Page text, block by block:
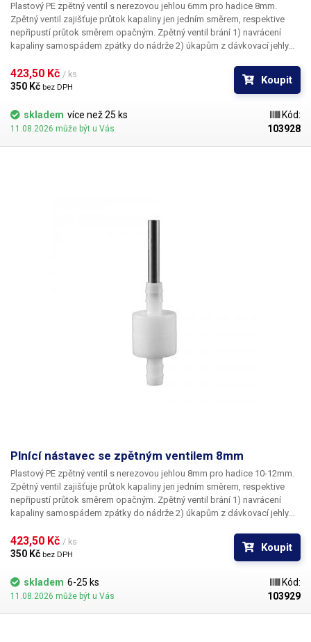
Plastový PE zpětný ventil s nerezovou jehlou 6mm pro hadice 8mm.
Zpětný ventil zajišťuje průtok kapaliny jen jedním směrem, respektive
nepřipustí průtok směrem opačným. Zpětný ventil brání 1) navrácení
kapaliny samospádem zpátky do nádrže 2) úkapům z dávkovací jehly
dávkování kapalin pomoci automatický dávkovačů a peristaltických
čerpadel. Ventil je vhodný pro hadice s vnitřním průměrem 8mm.
423,50 Kč / ks
350 Kč bez DPH
Koupit
skladem více než 25 ks
11.08.2026 může být u Vás
Kód:
103928
Plnící nástavec se zpětným ventilem 8mm
Plastový PE zpětný ventil s nerezovou jehlou 8mm pro hadice 10-12mm.
Zpětný ventil zajišťuje průtok kapaliny jen jedním směrem, respektive
nepřipustí průtok směrem opačným. Zpětný ventil brání 1) navrácení
kapaliny samospádem zpátky do nádrže 2) úkapům z dávkovací jehly
dávkování kapalin pomoci automatický dávkovačů a peristaltických
čerpadel. Ventil je vhodný pro hadice s vnitřním průměrem 10-12mm.
423,50 Kč / ks
350 Kč bez DPH
Koupit
skladem 6-25 ks
11.08.2026 může být u Vás
Kód:
103929